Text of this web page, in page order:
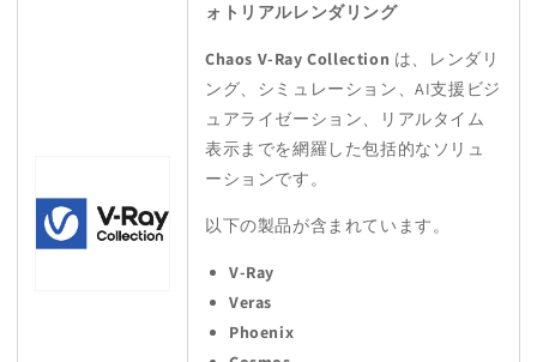
ォトリアルレンダリング
Chaos V-Ray Collection は、レンダリ
ング、シミュレーション、AI支援ビジ
ュアライゼーション、リアルタイム
表示までを網羅した包括的なソリュ
ーションです。
以下の製品が含まれています。
V-Ray
Veras
Phoenix